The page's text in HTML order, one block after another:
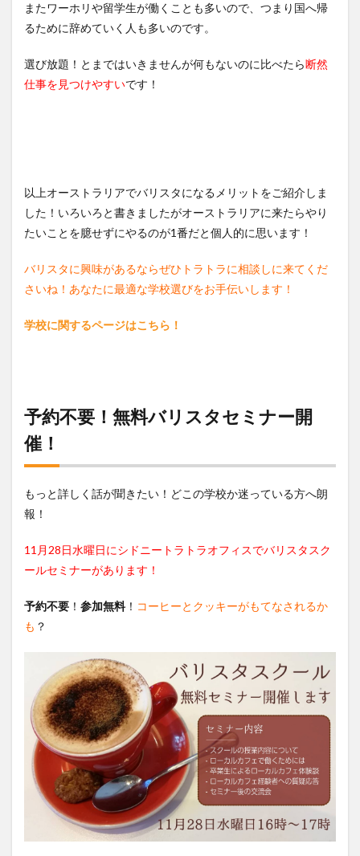
またワーホリや留学生が働くことも多いので、つまり国へ帰
るために辞めていく人も多いのです。
選び放題！とまではいきませんが何もないのに比べたら断然
仕事を見つけやすいです！
以上オーストラリアでバリスタになるメリットをご紹介しま
した！いろいろと書きましたがオーストラリアに来たらやり
たいことを臆せずにやるのが1番だと個人的に思います！
バリスタに興味があるならぜひトラトラに相談しに来てくだ
さいね！あなたに最適な学校選びをお手伝いします！
学校に関するページはこちら！
予約不要！無料バリスタセミナー開
催！
もっと詳しく話が聞きたい！どこの学校か迷っている方へ朗
報！
11月28日水曜日にシドニートラトラオフィスでバリスタスク
ールセミナーがあります！
予約不要 ！ 参加無料！ コーヒーとクッキーがもてなされるか
も ？